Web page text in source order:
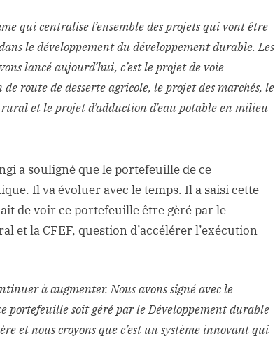
qui centralise l’ensemble des projets qui vont être
le développement du développement durable. Les
lancé aujourd’hui, c’est le projet de voie
route de desserte agricole, le projet des marchés, le
et le projet d’adduction d’eau potable en milieu
a souligné que le portefeuille de ce
Il va évoluer avec le temps. Il a saisi cette
de voir ce portefeuille être gèré par le
et la CFEF, question d’accélérer l’exécution
à augmenter. Nous avons signé avec le
portefeuille soit géré par le Développement durable
et nous croyons que c’est un système innovant qui